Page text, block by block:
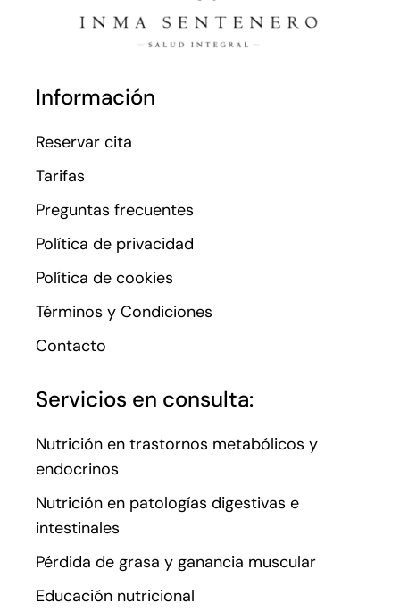
Información
Reservar cita
Tarifas
Preguntas frecuentes
Política de privacidad
Política de cookies
Términos y Condiciones
Contacto
Servicios en consulta:
Nutrición en trastornos metabólicos y
endocrinos
Nutrición en patologías digestivas e
intestinales
Pérdida de grasa y ganancia muscular
Educación nutricional